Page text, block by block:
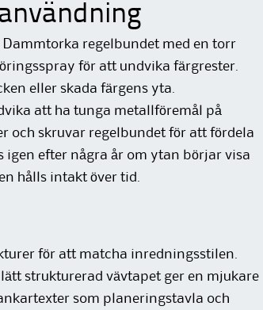
regelbundet med en torr
för att undvika färgrester.
eller skada färgens yta.
att ha tunga metallföremål på
och skruvar regelbundet för att fördela
efter några år om ytan börjar visa
hålls intakt över tid.
för att matcha inredningsstilen.
strukturerad vävtapet ger en mjukare
som planeringstavla och